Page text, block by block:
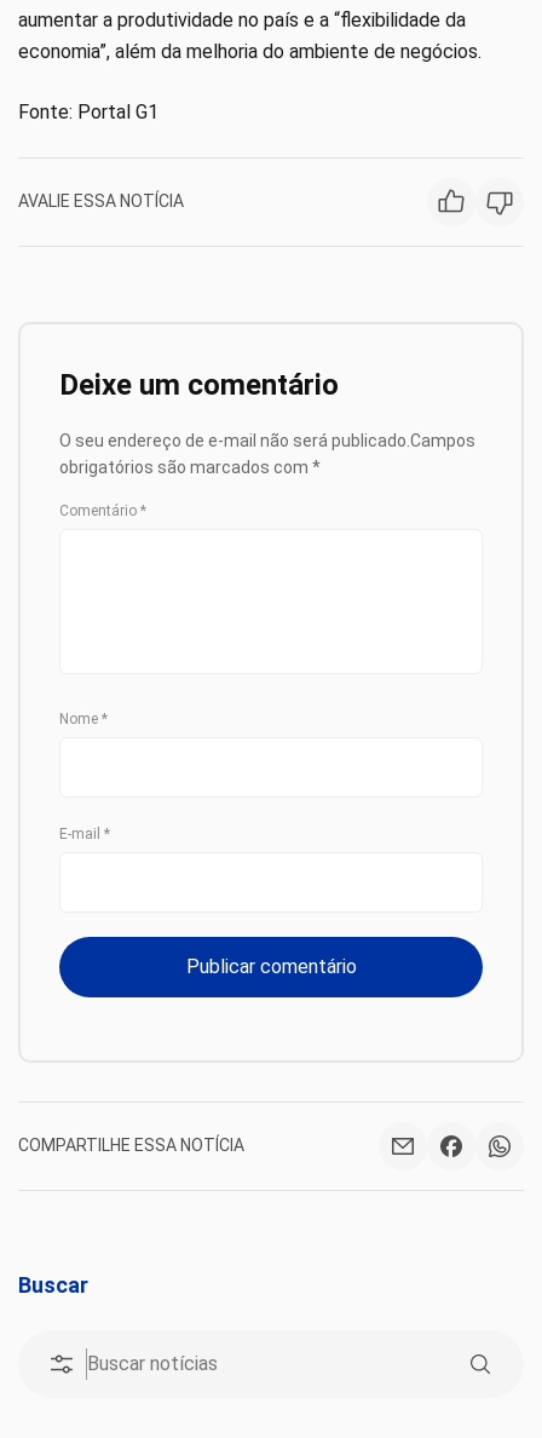
aumentar a produtividade no país e a “flexibilidade da
economia”, além da melhoria do ambiente de negócios.
Fonte: Portal G1
AVALIE ESSA NOTÍCIA
Deixe um comentário
O seu endereço de e-mail não será publicado. Campos
obrigatórios são marcados com *
Comentário *
Nome *
E-mail *
COMPARTILHE ESSA NOTÍCIA
Buscar